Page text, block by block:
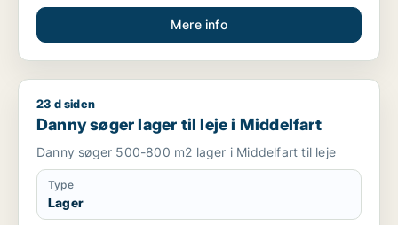
Mere info
Danny søger lager til leje i Middelfart
23 d siden
Danny søger lager til leje i Middelfart
Danny søger 500-800 m2 lager i Middelfart til leje
Type
Lager